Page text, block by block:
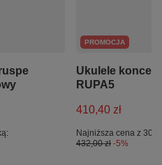
PROMOCJA
Ukulele
RUPA5
410,40 zł
Najniższa cena z 30
432,00 zł -5%